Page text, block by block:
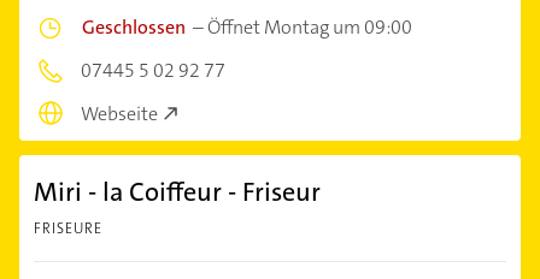
Geschlossen –Öffnet Montag um 09:00
07445 5 02 92 77
Webseite
Miri - la Coiffeur - Friseur
FRISEURE